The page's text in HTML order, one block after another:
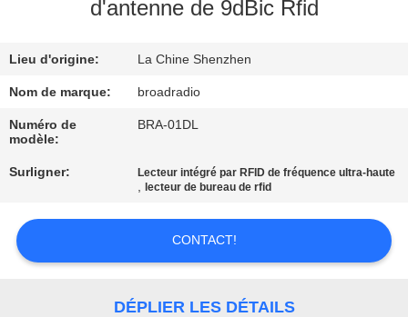
VISITE
D'USINE
CONTRÔLE
DE
QUALITÉ
CONTACTEZ-
d'antenne de 9dBic Rfid
Lieu d'origine: La Chine Shenzhen
Nom de marque: broadradio
Numéro de
modèle:
BRA-01DL
Surligner: Lecteur intégré par RFID de fréquence ultra-haute
, lecteur de bureau de rfid
CONTACT!
DÉPLIER LES DÉTAILS